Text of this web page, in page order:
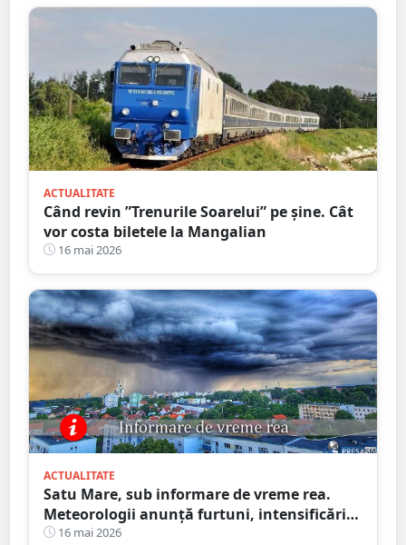
ACTUALITATE
Când revin ”Trenurile Soarelui” pe şine. Cât
vor costa biletele la Mangalian
16 mai 2026
ACTUALITATE
Satu Mare, sub informare de vreme rea.
Meteorologii anunță furtuni, intensificări
de vânt și ploi în averse
16 mai 2026